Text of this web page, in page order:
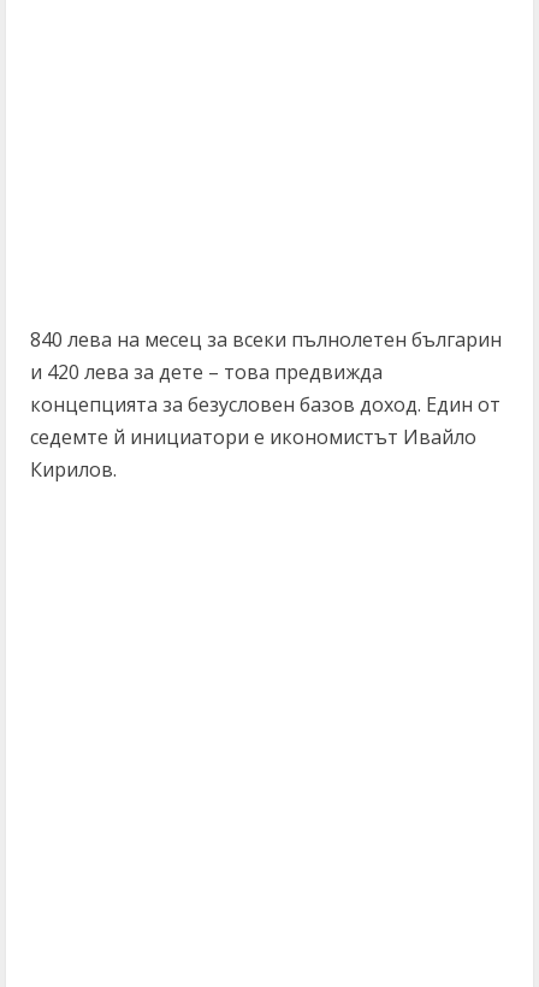
840 лева на месец за всеки пълнолетен българин
и 420 лева за дете – това предвижда
концепцията за безусловен базов доход. Един от
седемте й инициатори е икономистът Ивайло
Кирилов.